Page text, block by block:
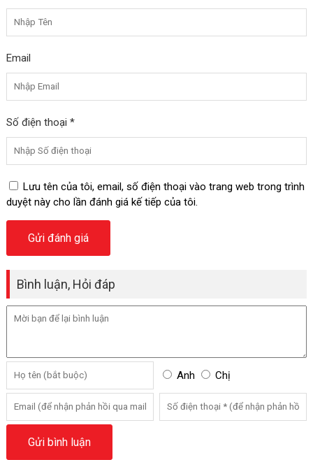
Email
Số điện thoại *
Lưu tên của tôi, email, số điện thoại vào trang web trong trình
duyệt này cho lần đánh giá kế tiếp của tôi.
Bình luận, Hỏi đáp
Anh Chị